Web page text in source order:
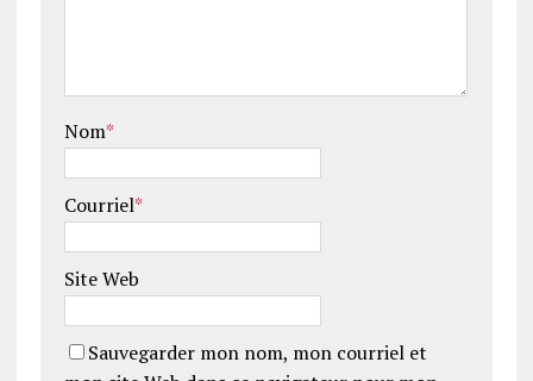
Nom*
Courriel*
Site Web
Sauvegarder mon nom, mon courriel et